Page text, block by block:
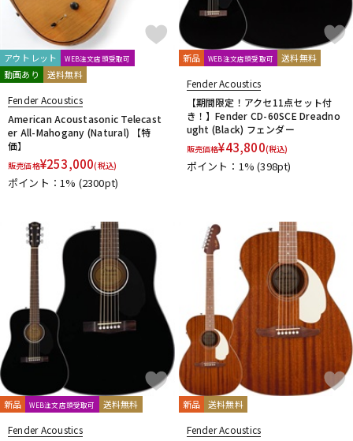
アウトレット WEB注文店頭受取可
動画あり 送料無料
Fender Acoustics
American Acoustasonic Telecast
er All-Mahogany (Natural) 【特
価】
販売価格¥253,000(税込)
ポイント：1% (2300pt)
新品 WEB注文店頭受取可 送料無料
Fender Acoustics
【期間限定！アクセ11点セット付
き！】Fender CD-60SCE Dreadno
ught (Black) フェンダー
販売価格¥43,800(税込)
ポイント：1%(398pt)
新品 WEB注文店頭受取可 送料無料
Fender Acoustics
新品 送料無料
Fender Acoustics